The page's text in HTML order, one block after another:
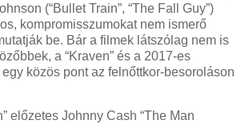
(“Bullet Train”, “The Fall Guy”)
kompromisszumokat nem ismerő
be. Bár a filmek látszólag nem is
a “Kraven” és a 2017-es
egy közös pont az felnőttkor-besoroláson
előzetes Johnny Cash “The Man